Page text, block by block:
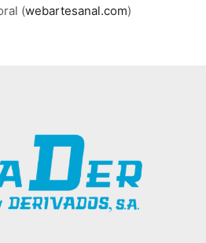
(webartesanal.com)